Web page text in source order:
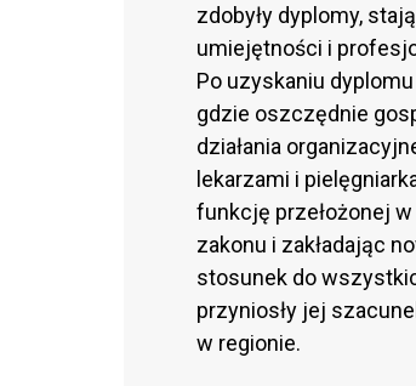
zdobyły dyplomy,
umiejętności i
Po uzyskaniu
gdzie oszczędnie
działania
lekarzami i
funkcję przełożonej
zakonu i zakładając
stosunek do
przyniosły jej
w regionie.